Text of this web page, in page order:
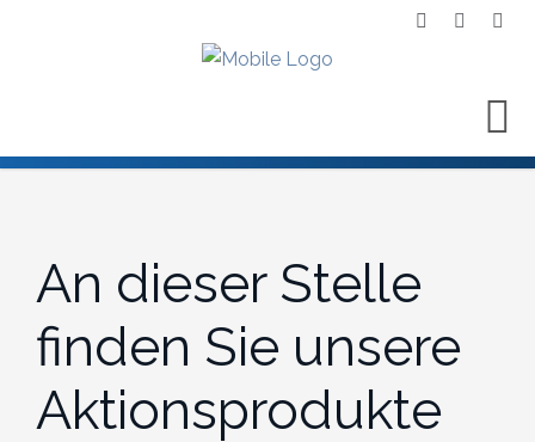
An dieser Stelle
finden Sie unsere
Aktionsprodukte